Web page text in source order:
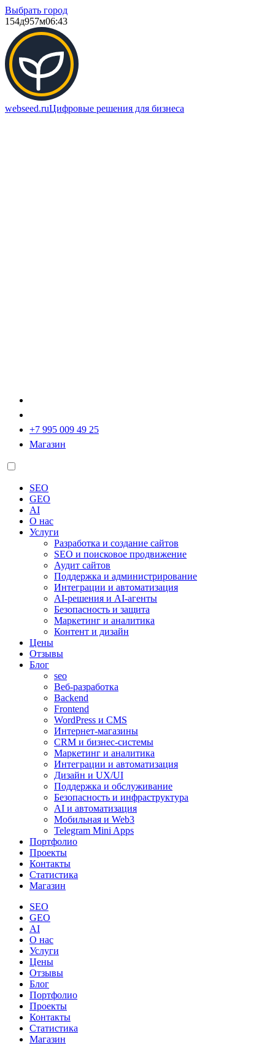
Выбрать город
154д957м06:43
webseed.ruЦифровые решения для бизнеса
+7 995 009 49 25
Магазин
SEO
GEO
AI
О нас
Услуги
Разработка и создание сайтов
SEO и поисковое продвижение
Аудит сайтов
Поддержка и администрирование
Интеграции и автоматизация
AI-решения и AI-агенты
Безопасность и защита
Маркетинг и аналитика
Контент и дизайн
Цены
Отзывы
Блог
seo
Веб-разработка
Backend
Frontend
WordPress и CMS
Интернет-магазины
CRM и бизнес-системы
Маркетинг и аналитика
Интеграции и автоматизация
Дизайн и UX/UI
Поддержка и обслуживание
Безопасность и инфраструктура
AI и автоматизация
Мобильная и Web3
Telegram Mini Apps
Портфолио
Проекты
Контакты
Статистика
Магазин
SEO
GEO
AI
О нас
Услуги
Цены
Отзывы
Блог
Портфолио
Проекты
Контакты
Статистика
Магазин